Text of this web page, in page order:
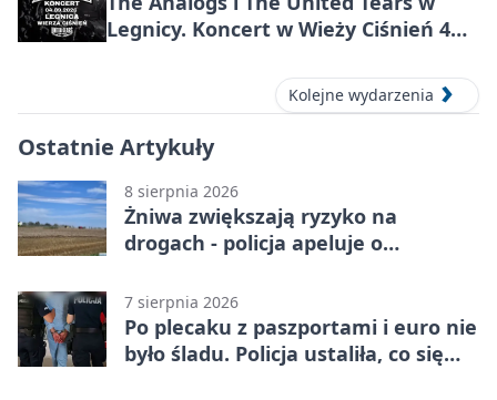
Legnicy. Koncert w Wieży Ciśnień 4
Kolejne wydarzenia
Ostatnie Artykuły
8 sierpnia 2026
Żniwa zwiększają ryzyko na
drogach - policja apeluje o
7 sierpnia 2026
Po plecaku z paszportami i euro nie
było śladu. Policja ustaliła, co się